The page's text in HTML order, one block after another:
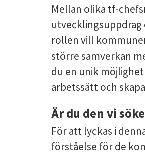
Mellan olika tf-
rollen vill
större samverkan
du en unik
arbetssätt och
Är du den vi
För att lyckas i
förståelse för de